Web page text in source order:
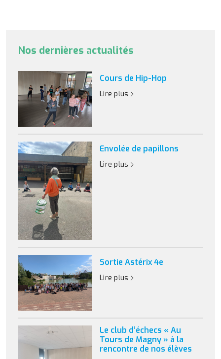
Nos dernières actualités
Cours de Hip-Hop
Lire plus
Envolée de papillons
Lire plus
Sortie Astérix 4e
Lire plus
Le club d’échecs « Au
Tours de Magny » à la
rencontre de nos élèves